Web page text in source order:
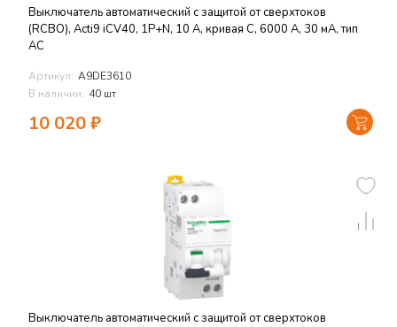
Выключатель автоматический с защитой от сверхтоков
(RCBO), Acti9 iCV40, 1P+N, 10 A, кривая C, 6000 A, 30 мА, тип
AC
Артикул: A9DE3610
В наличии: 40 шт
10 020₽
Выключатель автоматический с защитой от сверхтоков